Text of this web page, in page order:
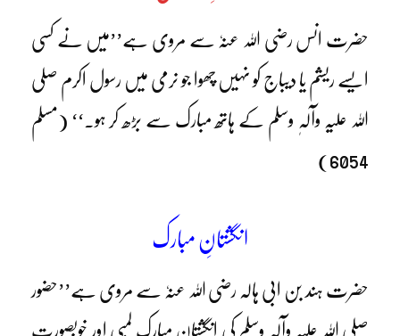
حضرت انس رضی اللہ عنہٗ سے مروی ہے’’میں نے کسی
ایسے ریشم یا دیباج کو نہیں چھوا جو نرمی میں رسول اکرم صلی
اللہ علیہ وآلہٖ وسلم کے ہاتھ مبارک سے بڑھ کر ہو۔‘‘ (مسلم
6054)
انگشتانِ مبارک
حضرت ہند بن ابی ہالہ رضی اللہ عنہٗ سے مروی ہے’’حضور
صلی اللہ علیہ وآلہٖ وسلم کی انگشتانِ مبارک لمبی اور خوبصورت